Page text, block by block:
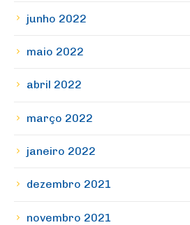
junho 2022
maio 2022
abril 2022
março 2022
janeiro 2022
dezembro 2021
novembro 2021